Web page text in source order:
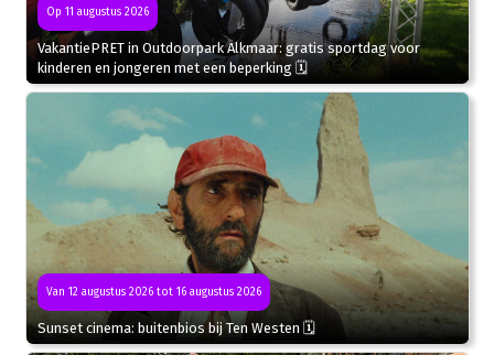
Op 11 augustus 2026
VakantiePRET in Outdoorpark Alkmaar: gratis sportdag voor
kinderen en jongeren met een beperking 🗓
Van 12 augustus 2026 tot 16 augustus 2026
Sunset cinema: buitenbios bij Ten Westen 🗓